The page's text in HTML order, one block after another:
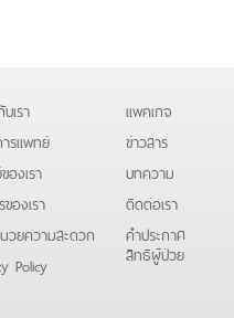
เรา
รแพทย์
องเรา
องเรา
วยความสะดวก
Policy
แพคเกจ
ข่าวสาร
บทความ
ติดต่อเรา
คําประกาศ
สิทธิผู้ป่วย